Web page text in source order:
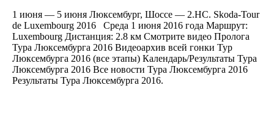
1 июня — 5 июня Люксембург, Шоссе — 2.HC. Skoda-Tour
de Luxembourg 2016 Среда 1 июня 2016 года Маршрут:
Luxembourg Дистанция: 2.8 км Смотрите видео Пролога
Тура Люксембурга 2016 Видеоархив всей гонки Тур
Люксембурга 2016 (все этапы) Календарь/Результаты Тура
Люксембурга 2016 Все новости Тура Люксембурга 2016
Результаты Тура Люксембурга 2016.